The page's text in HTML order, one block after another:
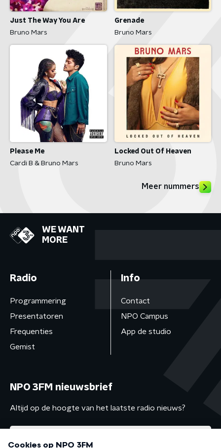
Just The Way You Are
Bruno Mars
Grenade
Bruno Mars
Please Me
Cardi B & Bruno Mars
Locked Out Of Heaven
Bruno Mars
Meer nummers
WE WANT
MORE
Radio
Programmering
Presentatoren
Frequenties
Gemist
Info
Contact
NPO Campus
App de studio
NPO 3FM nieuwsbrief
Altijd op de hoogte van het laatste radio nieuws?